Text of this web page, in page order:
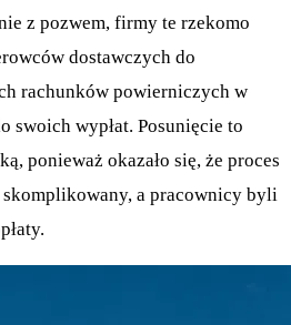
z pozwem, firmy te rzekomo
dostawczych do
rachunków powierniczych w
swoich wypłat. Posunięcie to
ponieważ okazało się, że proces
skomplikowany, a pracownicy byli